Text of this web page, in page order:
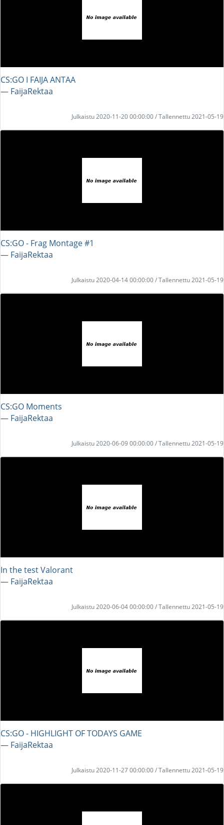
CS:GO I FAIJA ANTAA
― FaijaRektaa
Julkaistu 2020-11-20 00:00:00 / Tallennettu 2021-05-19
CS:GO - Frag Montage #1
― FaijaRektaa
Julkaistu 2020-04-14 00:00:00 / Tallennettu 2021-05-19
CS:GO Moments
― FaijaRektaa
Julkaistu 2020-06-09 00:00:00 / Tallennettu 2021-05-19
In the test Valorant
― FaijaRektaa
Julkaistu 2020-06-04 00:00:00 / Tallennettu 2021-05-19
CS:GO - HIGHLIGHT OF TODAYS GAME
― FaijaRektaa
Julkaistu 2020-11-27 00:00:00 / Tallennettu 2021-05-19